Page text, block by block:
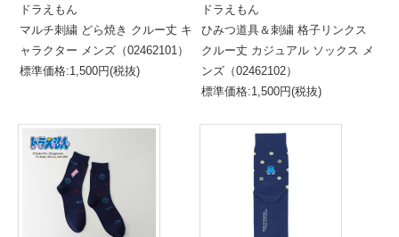
ドラえもん
マルチ刺繍 どら焼き クルー丈 キ
ャラクター メンズ（02462101）
標準価格:1,500円(税抜)
ドラえもん
ひみつ道具＆刺繍 格子リンクス
クルー丈 カジュアル ソックス メ
ンズ（02462102）
標準価格:1,500円(税抜)